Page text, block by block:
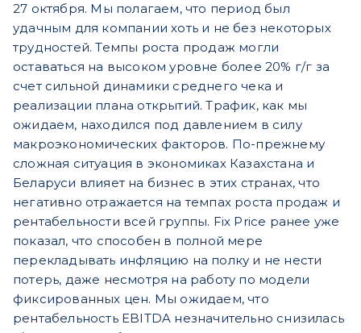
27 октября. Мы полагаем, что период был
удачным для компании хоть и не без некоторых
трудностей. Темпы роста продаж могли
оставаться на высоком уровне более 20% г/г за
счет сильной динамики среднего чека и
реализации плана открытий. Трафик, как мы
ожидаем, находился под давлением в силу
макроэкономических факторов. По-прежнему
сложная ситуация в экономиках Казахстана и
Беларуси влияет на бизнес в этих странах, что
негативно отражается на темпах роста продаж и
рентабельности всей группы. Fix Price ранее уже
показал, что способен в полной мере
перекладывать инфляцию на полку и не нести
потерь, даже несмотря на работу по модели
фиксированных цен. Мы ожидаем, что
рентабельность EBITDA незначительно снизилась